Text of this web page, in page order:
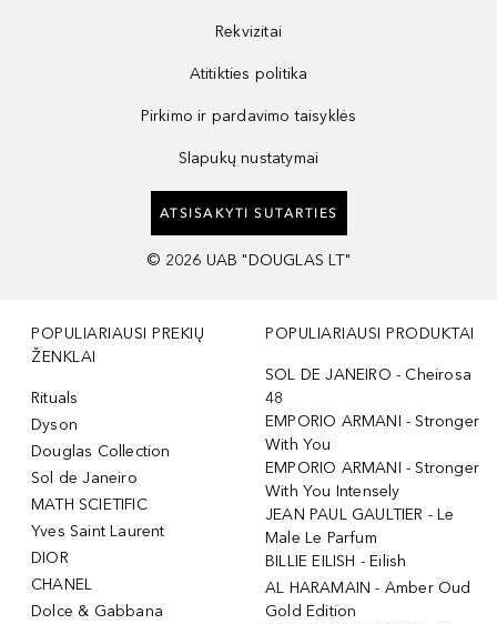
Rekvizitai
Atitikties politika
Pirkimo ir pardavimo taisyklės
Slapukų nustatymai
ATSISAKYTI SUTARTIES
© 2026 UAB "DOUGLAS LT"
POPULIARIAUSI PREKIŲ
ŽENKLAI
Rituals
Dyson
Douglas Collection
Sol de Janeiro
MATH SCIETIFIC
Yves Saint Laurent
DIOR
CHANEL
Dolce & Gabbana
POPULIARIAUSI PRODUKTAI
SOL DE JANEIRO - Cheirosa
48
EMPORIO ARMANI - Stronger
With You
EMPORIO ARMANI - Stronger
With You Intensely
JEAN PAUL GAULTIER - Le
Male Le Parfum
BILLIE EILISH - Eilish
AL HARAMAIN - Amber Oud
Gold Edition